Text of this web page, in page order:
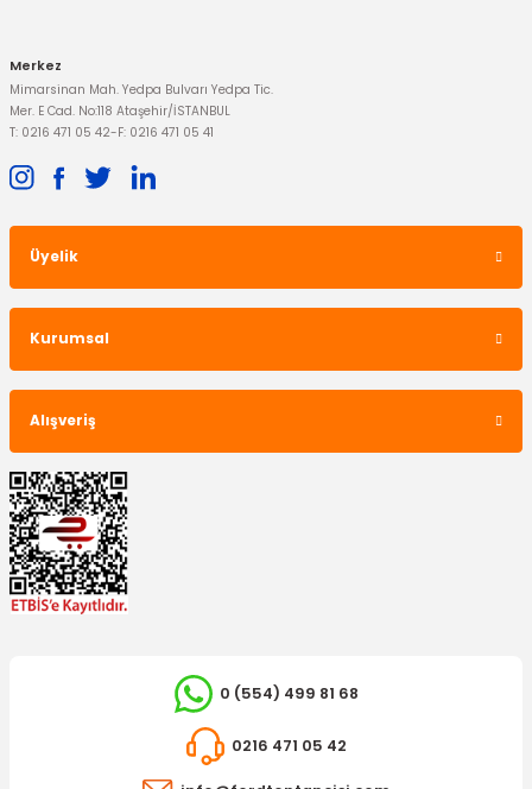
Merkez
Mimarsinan Mah. Yedpa Bulvarı Yedpa Tic.
Mer. E Cad. No:118 Ataşehir/İSTANBUL
T: 0216 471 05 42-F: 0216 471 05 41
Üyelik
Kurumsal
Alışveriş
0 (554) 499 81 68
0216 471 05 42